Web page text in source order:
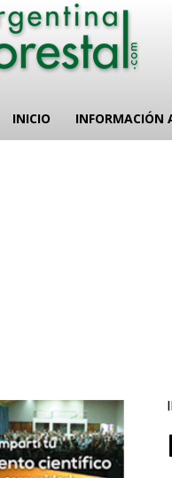
INICIO INFORMACIÓN